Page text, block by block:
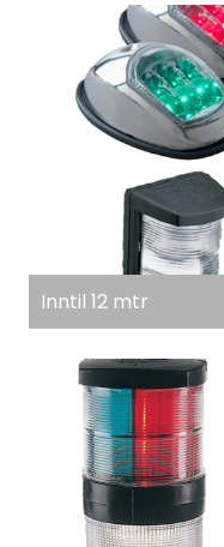
Inntil 12 mtr
Fritid/Sikkerhet
Båtpleie/Opplag
Nyheter